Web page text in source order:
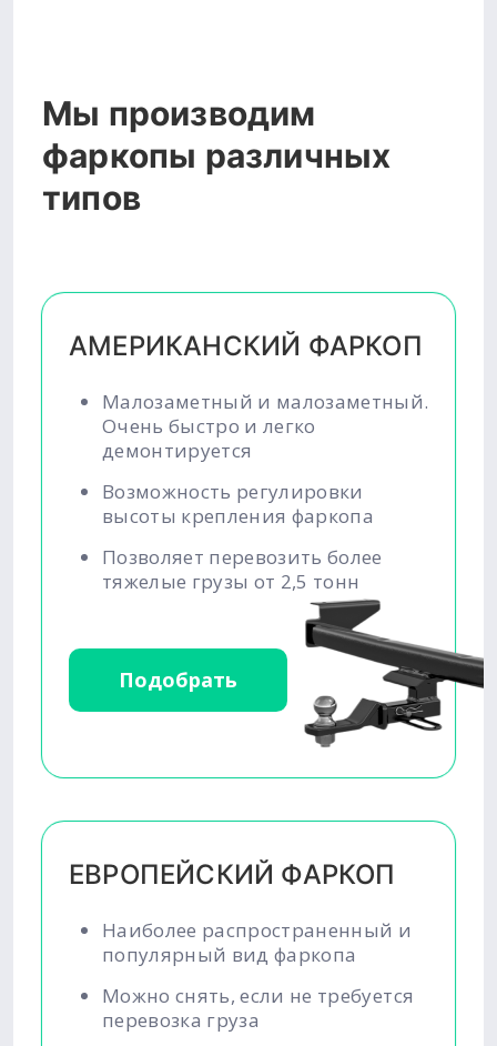
Мы производим
фаркопы различных
типов
АМЕРИКАНСКИЙ ФАРКОП
Малозаметный и малозаметный.
Очень быстро и легко
демонтируется
Возможность регулировки
высоты крепления фаркопа
Позволяет перевозить более
тяжелые грузы от 2,5 тонн
Подобрать
ЕВРОПЕЙСКИЙ ФАРКОП
Наиболее распространенный и
популярный вид фаркопа
Можно снять, если не требуется
перевозка груза